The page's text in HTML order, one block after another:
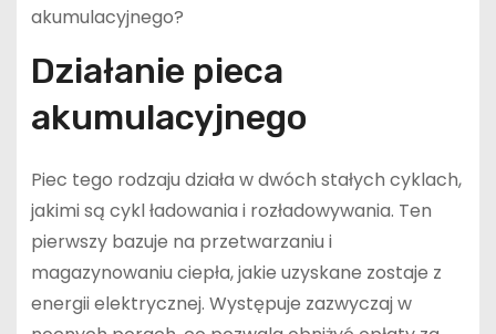
akumulacyjnego?
Działanie pieca
akumulacyjnego
Piec tego rodzaju działa w dwóch stałych cyklach,
jakimi są cykl ładowania i rozładowywania. Ten
pierwszy bazuje na przetwarzaniu i
magazynowaniu ciepła, jakie uzyskane zostaje z
energii elektrycznej. Występuje zazwyczaj w